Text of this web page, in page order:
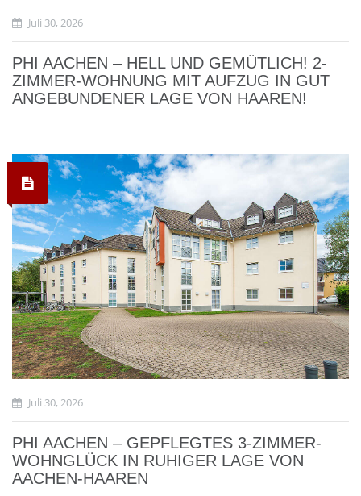
Juli 30, 2026
PHI AACHEN – HELL UND GEMÜTLICH! 2-
ZIMMER-WOHNUNG MIT AUFZUG IN GUT
ANGEBUNDENER LAGE VON HAAREN!
Juli 30, 2026
PHI AACHEN – GEPFLEGTES 3-ZIMMER-
WOHNGLÜCK IN RUHIGER LAGE VON
AACHEN-HAAREN